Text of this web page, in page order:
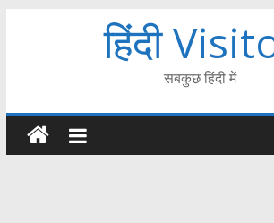
हिंदी
सबकुछ हिंदी में